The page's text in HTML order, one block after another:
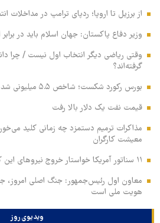
از برزیل تا اروپا؛ ردپای ترامپ در مداخلات
وزیر دفاع پاکستان: جهان اسلام باید در
وقتی ریاضی دیگر انتخاب اول نیست / چرا
گرفته‌اند؟
بورس رکورد شکست؛ شاخص ۵.۵ میلیونی شد
قیمت نفت یک دلار بالا رفت
مذاکرات ترمیم دستمزد چه زمانی کلید
معیشت کارگران
۱۱ سناتور آمریکا خواستار خروج نیروهای این کشور از جنگ با ایران شدند
معاون اول رئیس‌جمهور: جنگ اصلی امروز،
هویت ملی است
ویدیوی روز